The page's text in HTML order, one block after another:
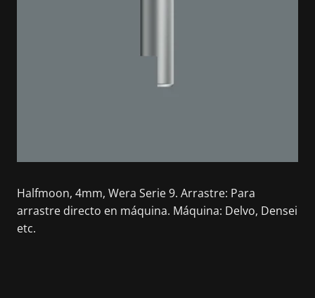
Halfmoon, 4mm, Wera Serie 9. Arrastre: Para
arrastre directo en máquina. Máquina: Delvo, Densei
etc.